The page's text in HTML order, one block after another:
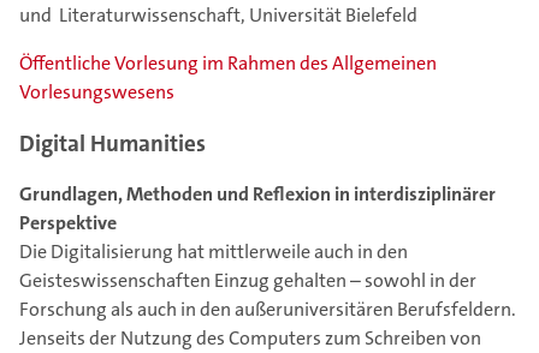
und ­ Literaturwissenschaft, Universität Bielefeld
Öffentliche Vorlesung im Rahmen des Allgemeinen
Vorlesungswesens
Digital Humanities
Grundlagen, Methoden und Reflexion in interdisziplinärer
Perspektive
Die Digitalisierung hat mittlerweile auch in den
Geisteswissenschaften Einzug gehalten – sowohl in der
Forschung als auch in den außeruniversitären Berufsfeldern.
Jenseits der Nutzung des Computers zum Schreiben von